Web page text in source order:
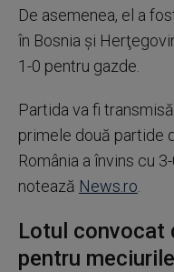
De asemenea, el a
în Bosnia şi
1-0 pentru gazde.
Partida va fi
primele două partide
România a învins cu
notează News.ro
Lotul convocat
pentru